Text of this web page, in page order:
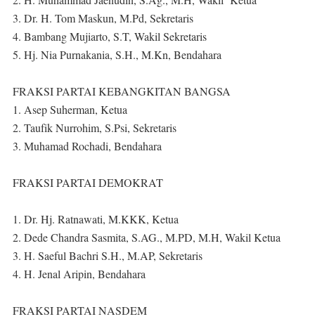
3. Dr. H. Tom Maskun, M.Pd, Sekretaris
4. Bambang Mujiarto, S.T, Wakil Sekretaris
5. Hj. Nia Purnakania, S.H., M.Kn, Bendahara
FRAKSI PARTAI KEBANGKITAN BANGSA
1. Asep Suherman, Ketua
2. Taufik Nurrohim, S.Psi, Sekretaris
3. Muhamad Rochadi, Bendahara
FRAKSI PARTAI DEMOKRAT
1. Dr. Hj. Ratnawati, M.KKK, Ketua
2. Dede Chandra Sasmita, S.AG., M.PD, M.H, Wakil Ketua
3. H. Saeful Bachri S.H., M.AP, Sekretaris
4. H. Jenal Aripin, Bendahara
FRAKSI PARTAI NASDEM